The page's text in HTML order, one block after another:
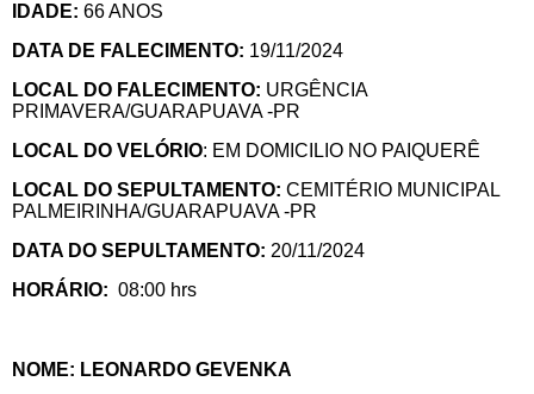
IDADE: 66 ANOS
DATA DE FALECIMENTO: 19/11/2024
LOCAL DO FALECIMENTO: URGÊNCIA
PRIMAVERA/GUARAPUAVA -PR
LOCAL DO VELÓRIO: EM DOMICILIO NO PAIQUERÊ
LOCAL DO SEPULTAMENTO: CEMITÉRIO MUNICIPAL
PALMEIRINHA/GUARAPUAVA -PR
DATA DO SEPULTAMENTO: 20/11/2024
HORÁRIO: 08:00 hrs
NOME: LEONARDO GEVENKA